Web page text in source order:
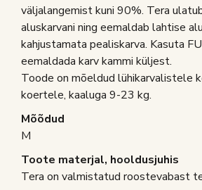
väljalangemist kuni 90%. Tera
aluskarvani ning eemaldab lahtise
kahjustamata pealiskarva. Kasuta
eemaldada karv kammi küljest.
Toode on mõeldud lühikarvalistele
koertele, kaaluga 9-23 kg.
Mõõdud
M
Toote materjal, hooldusjuhis
Tera on valmistatud roostevabast